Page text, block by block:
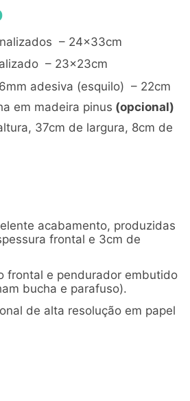
– 24x33cm
– 23x23cm
adesiva (esquilo) – 22cm
em madeira pinus (opcional)
37cm de largura, 8cm de
acabamento, produzidas
frontal e 3cm de
frontal e pendurador embutido
bucha e parafuso).
de alta resolução em papel